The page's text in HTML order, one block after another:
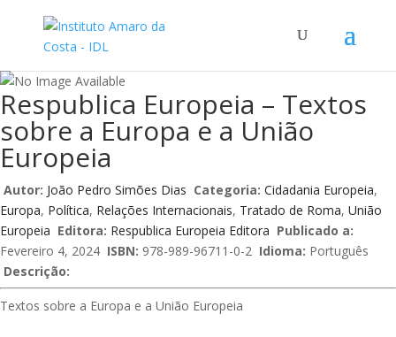
Respublica Europeia – Textos
sobre a Europa e a União
Europeia
Autor: João Pedro Simões Dias Categoria: Cidadania Europeia,
Europa, Política, Relações Internacionais, Tratado de Roma, União
Europeia Editora: Respublica Europeia Editora Publicado a:
Fevereiro 4, 2024 ISBN: 978-989-96711-0-2 Idioma: Português
Descrição:
Textos sobre a Europa e a União Europeia